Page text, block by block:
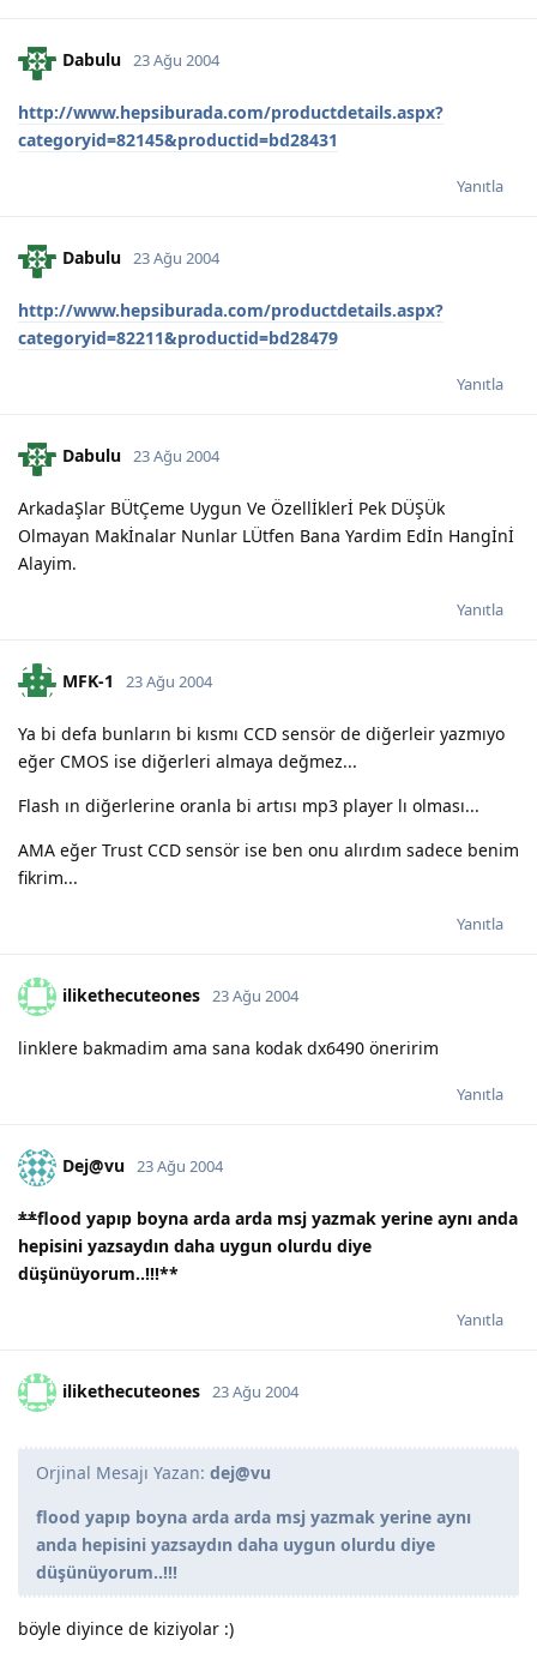
Dabulu 23 Ağu 2004
http://www.hepsiburada.com/productdetails.aspx?
categoryid=82145&productid=bd28431
Yanıtla
Dabulu 23 Ağu 2004
http://www.hepsiburada.com/productdetails.aspx?
categoryid=82211&productid=bd28479
Yanıtla
Dabulu 23 Ağu 2004
ArkadaŞlar BÜtÇeme Uygun Ve Özellİklerİ Pek DÜŞÜk
Olmayan Makİnalar Nunlar LÜtfen Bana Yardim Edİn Hangİnİ
Alayim.
Yanıtla
MFK-1 23 Ağu 2004
Ya bi defa bunların bi kısmı CCD sensör de diğerleir yazmıyo
eğer CMOS ise diğerleri almaya değmez...
Flash ın diğerlerine oranla bi artısı mp3 player lı olması...
AMA eğer Trust CCD sensör ise ben onu alırdım sadece benim
fikrim...
Yanıtla
ilikethecuteones 23 Ağu 2004
linklere bakmadim ama sana kodak dx6490 öneririm
Yanıtla
Dej@vu 23 Ağu 2004
**flood yapıp boyna arda arda msj yazmak yerine aynı anda
hepisini yazsaydın daha uygun olurdu diye
düşünüyorum..!!!**
Yanıtla
ilikethecuteones 23 Ağu 2004
Orjinal Mesajı Yazan: dej@vu
flood yapıp boyna arda arda msj yazmak yerine aynı
anda hepisini yazsaydın daha uygun olurdu diye
düşünüyorum..!!!
böyle diyince de kiziyolar :)